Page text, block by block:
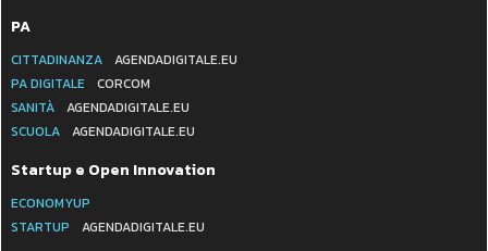
PA
CITTADINANZA
AGENDADIGITALE.EU
PA DIGITALE
CORCOM
SANITÀ
AGENDADIGITALE.EU
SCUOLA
AGENDADIGITALE.EU
Startup e Open Innovation
ECONOMYUP
STARTUP
AGENDADIGITALE.EU